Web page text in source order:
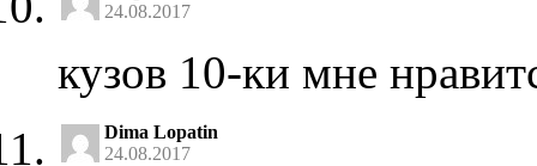
24.08.2017
кузов 10-ки мне
Dima Lopatin
24.08.2017